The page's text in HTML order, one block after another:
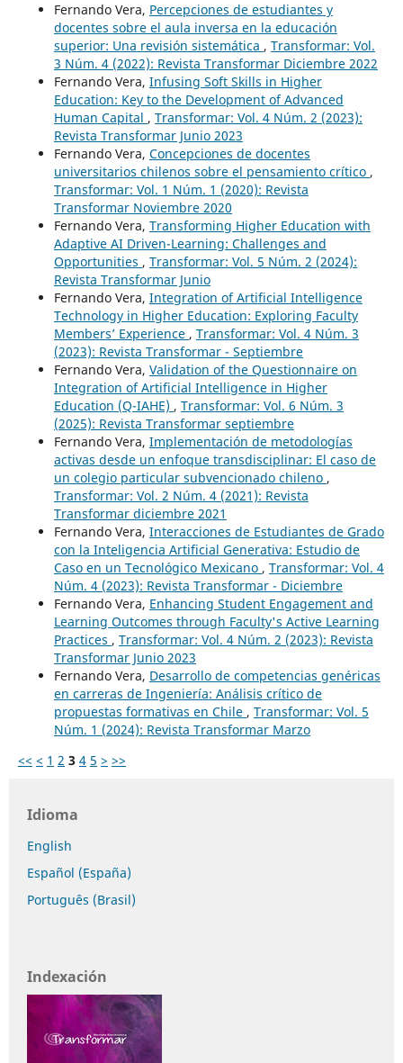
Fernando Vera, Percepciones de estudiantes y
docentes sobre el aula inversa en la educación
superior: Una revisión sistemática , Transformar: Vol.
3 Núm. 4 (2022): Revista Transformar Diciembre 2022
Fernando Vera, Infusing Soft Skills in Higher
Education: Key to the Development of Advanced
Human Capital , Transformar: Vol. 4 Núm. 2 (2023):
Revista Transformar Junio 2023
Fernando Vera, Concepciones de docentes
universitarios chilenos sobre el pensamiento crítico ,
Transformar: Vol. 1 Núm. 1 (2020): Revista
Transformar Noviembre 2020
Fernando Vera, Transforming Higher Education with
Adaptive AI Driven-Learning: Challenges and
Opportunities , Transformar: Vol. 5 Núm. 2 (2024):
Revista Transformar Junio
Fernando Vera, Integration of Artificial Intelligence
Technology in Higher Education: Exploring Faculty
Members’ Experience , Transformar: Vol. 4 Núm. 3
(2023): Revista Transformar - Septiembre
Fernando Vera, Validation of the Questionnaire on
Integration of Artificial Intelligence in Higher
Education (Q-IAHE) , Transformar: Vol. 6 Núm. 3
(2025): Revista Transformar septiembre
Fernando Vera, Implementación de metodologías
activas desde un enfoque transdisciplinar: El caso de
un colegio particular subvencionado chileno ,
Transformar: Vol. 2 Núm. 4 (2021): Revista
Transformar diciembre 2021
Fernando Vera, Interacciones de Estudiantes de Grado
con la Inteligencia Artificial Generativa: Estudio de
Caso en un Tecnológico Mexicano , Transformar: Vol. 4
Núm. 4 (2023): Revista Transformar - Diciembre
Fernando Vera, Enhancing Student Engagement and
Learning Outcomes through Faculty's Active Learning
Practices , Transformar: Vol. 4 Núm. 2 (2023): Revista
Transformar Junio 2023
Fernando Vera, Desarrollo de competencias genéricas
en carreras de Ingeniería: Análisis crítico de
propuestas formativas en Chile , Transformar: Vol. 5
Núm. 1 (2024): Revista Transformar Marzo
<< < 1 2 3 4 5 > >>
Idioma
English
Español (España)
Português (Brasil)
Indexación